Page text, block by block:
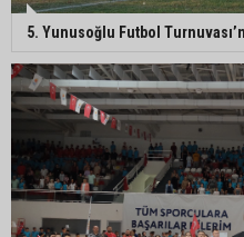
5.
çalışması
5. Yunusoğlu Futbol